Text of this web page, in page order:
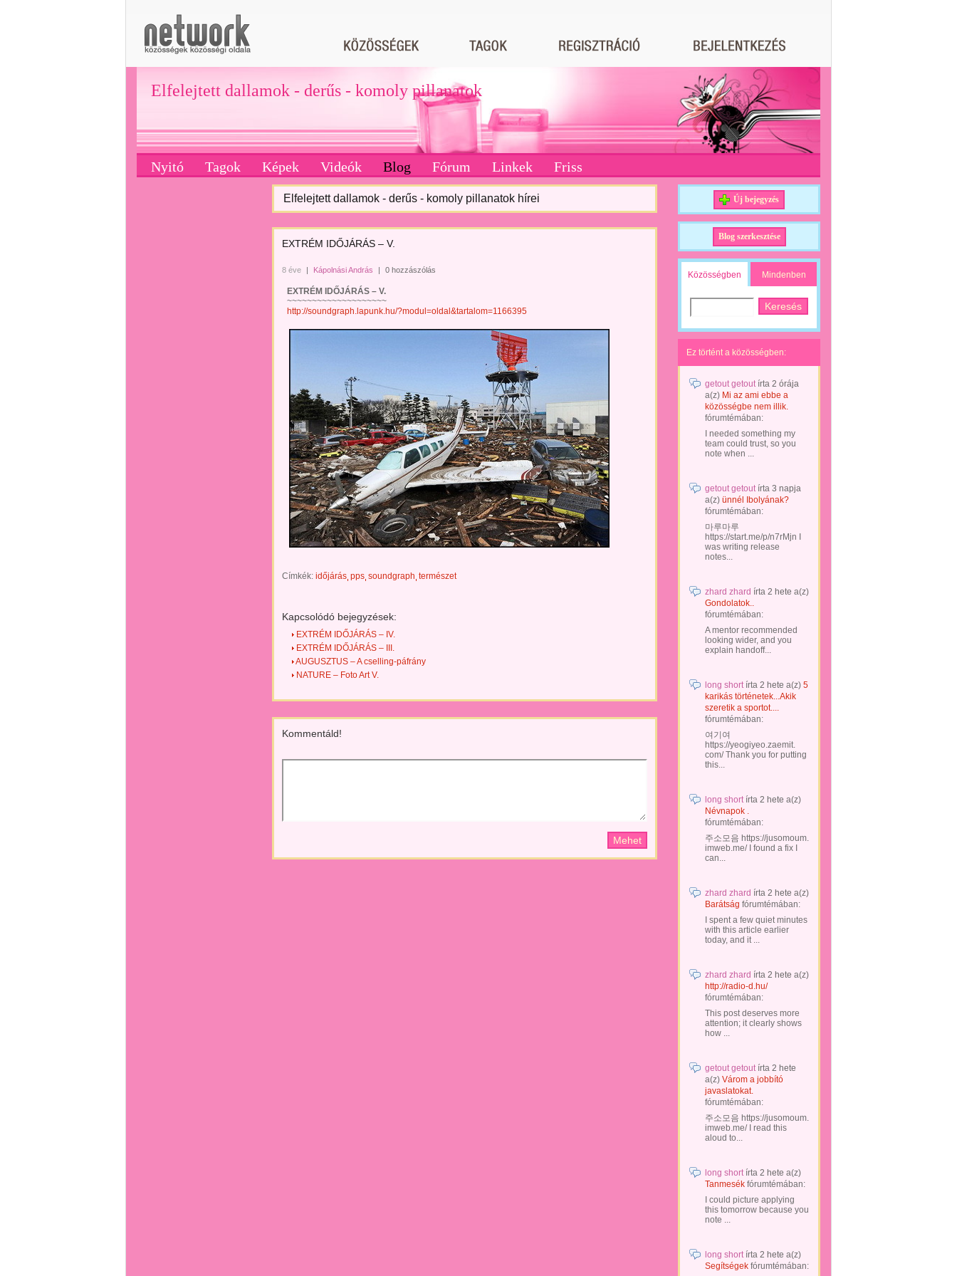
Elfelejtett dallamok - derűs - komoly pillanatok
Nyitó Tagok Képek Videók Blog Fórum Linkek Friss
Elfelejtett dallamok - derűs - komoly pillanatok hírei
EXTRÉM IDŐJÁRÁS – V.
8 éve | Kápolnási András | 0 hozzászólás
EXTRÉM IDŐJÁRÁS – V.
~~~~~~~~~~~~~~~~~~~~
http://soundgraph.lapunk.hu/?modul=oldal&tartalom=1166395
Címkék: időjárás pps soundgraph természet
Kapcsolódó bejegyzések:
EXTRÉM IDŐJÁRÁS – IV.
EXTRÉM IDŐJÁRÁS – III.
AUGUSZTUS – A cselling-páfrány
NATURE – Foto Art V.
Kommentáld!
Új bejegyzés
Blog szerkesztése
Közösségben Mindenben
Ez történt a közösségben:
getout getoutírta 2 órája
a(z) Mi az ami ebbe a
közösségbe nem illik.
fórumtémában:
I needed something my
team could trust, so you
note when ...
getout getoutírta 3 napja
a(z) ünnél Ibolyának?
fórumtémában:
마루마루
https://start.me/p/n7rMjn I
was writing release
notes...
zhard zhard írta 2 hete a(z)
Gondolatok..
fórumtémában:
A mentor recommended
looking wider, and you
explain handoff...
long shortírta 2 hete a(z) 5
karikás történetek...Akik
szeretik a sportot....
fórumtémában:
여기여
https://yeogiyeo.zaemit.
com/ Thank you for putting
this...
long shortírta 2 hete a(z)
Névnapok .
fórumtémában:
주소모음 https://jusomoum.
imweb.me/ I found a fix I
can...
zhard zhard írta 2 hete a(z)
Barátság fórumtémában:
I spent a few quiet minutes
with this article earlier
today, and it ...
zhard zhard írta 2 hete a(z)
http://radio-d.hu/
fórumtémában:
This post deserves more
attention; it clearly shows
how ...
getout getoutírta 2 hete
a(z) Várom a jobbító
javaslatokat.
fórumtémában:
주소모음 https://jusomoum.
imweb.me/ I read this
aloud to...
long shortírta 2 hete a(z)
Tanmesék fórumtémában:
I could picture applying
this tomorrow because you
note ...
long shortírta 2 hete a(z)
Segítségek fórumtémában: